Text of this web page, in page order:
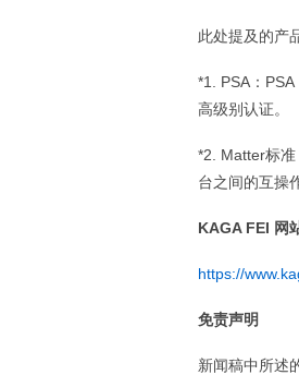
此处提及的产
*1. PSA：
高级别认证。
*2. Matter标
台之间的互操
KAGA FEI 网
https://
免责声明
新闻稿中所述